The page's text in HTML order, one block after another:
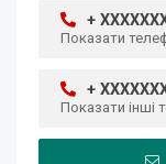
+
Показати
+
Показати інші